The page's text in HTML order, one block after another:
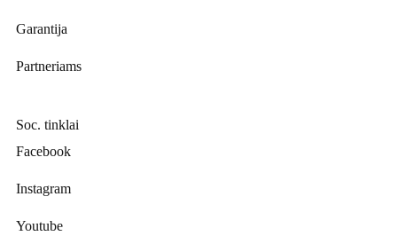
Garantija
Partneriams
Soc. tinklai
Facebook
Instagram
Youtube